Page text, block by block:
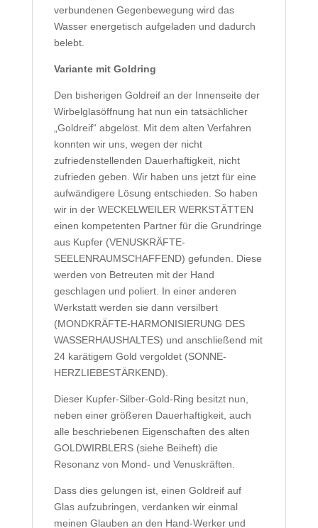
verbundenen Gegenbewegung wird das
Wasser energetisch aufgeladen und dadurch
belebt.
Variante mit Goldring
Den bisherigen Goldreif an der Innenseite der
Wirbelglasöffnung hat nun ein tatsächlicher
„Goldreif“ abgelöst. Mit dem alten Verfahren
konnten wir uns, wegen der nicht
zufriedenstellenden Dauerhaftigkeit, nicht
zufrieden geben. Wir haben uns jetzt für eine
aufwändigere Lösung entschieden. So haben
wir in der WECKELWEILER WERKSTÄTTEN
einen kompetenten Partner für die Grundringe
aus Kupfer (VENUSKRÄFTE-
SEELENRAUMSCHAFFEND) gefunden. Diese
werden von Betreuten mit der Hand
geschlagen und poliert. In einer anderen
Werkstatt werden sie dann versilbert
(MONDKRÄFTE-HARMONISIERUNG DES
WASSERHAUSHALTES) und anschließend mit
24 karätigem Gold vergoldet (SONNE-
HERZLIEBESTÄRKEND).
Dieser Kupfer-Silber-Gold-Ring besitzt nun,
neben einer größeren Dauerhaftigkeit, auch
alle beschriebenen Eigenschaften des alten
GOLDWIRBLERS (siehe Beiheft) die
Resonanz von Mond- und Venuskräften.
Dass dies gelungen ist, einen Goldreif auf
Glas aufzubringen, verdanken wir einmal
meinen Glauben an den Hand-Werker und